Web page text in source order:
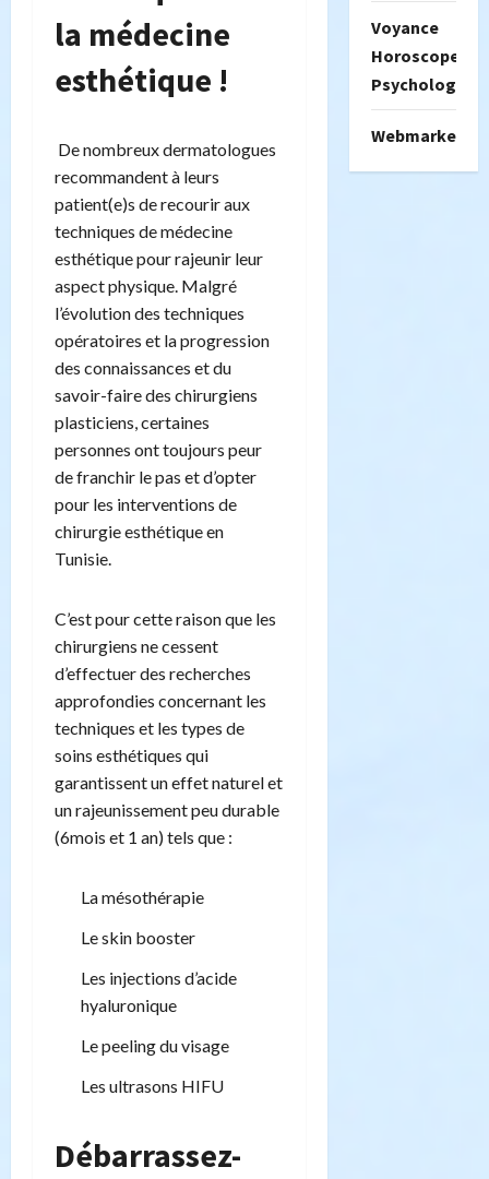
la médecine
esthétique !
De nombreux dermatologues
recommandent à leurs
patient(e)s de recourir aux
techniques de médecine
esthétique pour rajeunir leur
aspect physique. Malgré
l’évolution des techniques
opératoires et la progression
des connaissances et du
savoir-faire des chirurgiens
plasticiens, certaines
personnes ont toujours peur
de franchir le pas et d’opter
pour les interventions de
chirurgie esthétique en
Tunisie.
C’est pour cette raison que les
chirurgiens ne cessent
d’effectuer des recherches
approfondies concernant les
techniques et les types de
soins esthétiques qui
garantissent un effet naturel et
un rajeunissement peu durable
(6mois et 1 an) tels que :
La mésothérapie
Le skin booster
Les injections d’acide
hyaluronique
Le peeling du visage
Les ultrasons HIFU
Débarrassez-
Voyance
Horoscope
Psychologie
Webmarketing